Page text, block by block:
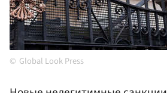
Global Look Press